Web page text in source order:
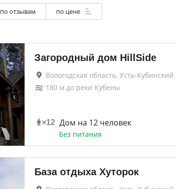
по отзывам по цене
Загородный дом HillSide
Вологодская область, Усть-Кубинский
180м до реки Кубены
×12 Дом на 12 человек
Без питания
База отдыха Хуторок